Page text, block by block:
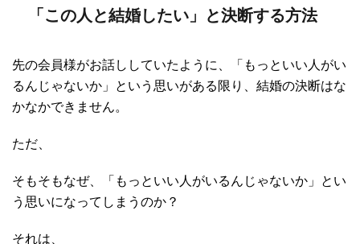
「この人と結婚したい」と決断する方法
先の会員様がお話ししていたように、「もっといい人がい
るんじゃないか」という思いがある限り、結婚の決断はな
かなかできません。
ただ、
そもそもなぜ、「もっといい人がいるんじゃないか」とい
う思いになってしまうのか？
それは、